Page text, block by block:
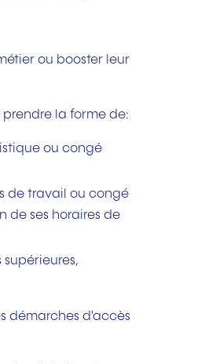
ou booster leur
prendre la forme de:
ou congé
de travail ou congé
de ses horaires de
démarches d'accès